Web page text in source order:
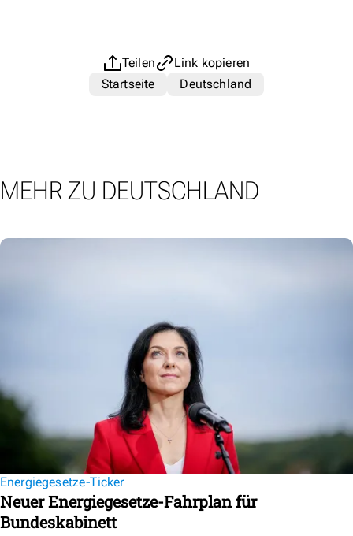
Teilen
Link kopieren
Startseite
Deutschland
MEHR ZU DEUTSCHLAND
Energiegesetze-Ticker
Neuer Energiegesetze-Fahrplan für
Bundeskabinett